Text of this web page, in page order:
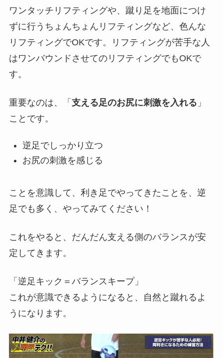
ワンタッチリフティングや、蹴り足を地面につけ
ずに行うちょんちょんリフティングなど、色んな
リフティングでOKです。リフティングが苦手な人
はワンバウンドさせてのリフティングでもOKで
す。
重要なのは、「 支える足のお尻に刺激を入れる 」
ことです。
逆足でしっかり立つ
お尻の刺激を感じる
ことを意識して、利き足でやってきたことを、逆
足でも多く、やってみてください！
これをやると、だんだん支える側のバランスが安
定してきます。
「逆足キック＝バランスキープ」
これが意識できるようになると、自然と蹴れるよ
うになります。